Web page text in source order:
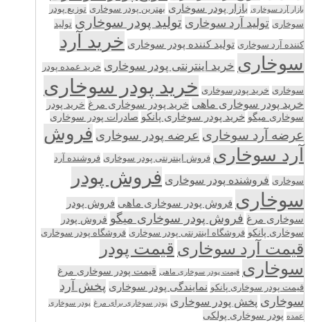
بازار آرد سوخاری بازار پودر سوخاری بهترین پودر سوخاری توزیع پودر
سوخاری تولید آرد سوخاری تولید پودر سوخاری تولید
کننده آرد سوخاری تولید کننده پودر سوخاری خرید آرد
سوخاری خرید اینترنتی پودر سوخاری خرید عمده پودر
سوخاری خرید پودرسوخاری خرید پودر سوخاری
خرید پودر سوخاری ماهی خرید پودر سوخاری مرغ خرید پودر
سوخاری میگو خرید پودر سوخاری پانکو صادرات پودر سوخاری
عرضه آرد سوخاری عرضه پودر سوخاری فروش
آرد سوخاری فروش اینترنتی پودر سوخاری فروشنده آرد
سوخاری فروشنده پودر سوخاری فروش پودر
سوخاری فروش پودر سوخاری ماهی فروش پودر
سوخاری مرغ فروش پودر سوخاری میگو فروش پودر
سوخاری پانکو فروشگاه اینترنتی پودر سوخاری فروشگاه پودر سوخاری
قیمت آرد سوخاری قیمت پودر
سوخاری قیمت پودر سوخاری ماهی قیمت پودر سوخاری مرغ
قیمت پودر سوخاری پانکو نمایندگی پودر سوخاری پخش آرد
سوخاری پخش پودر سوخاری پودر سوخاری برای مرغ پودر سوخاری
عمده پودر سوخاری پولکی